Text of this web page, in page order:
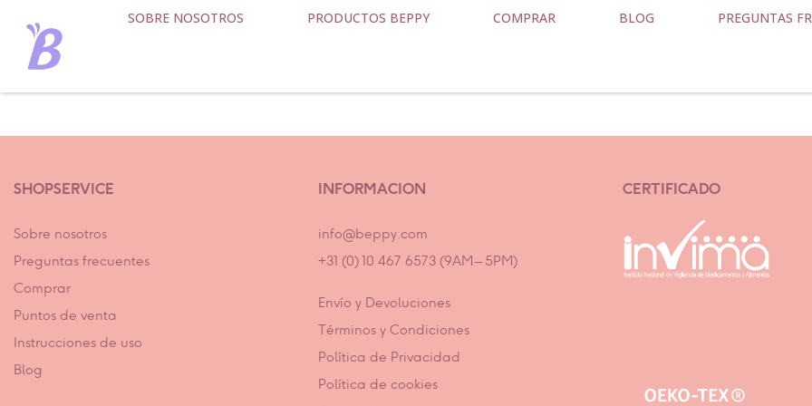
SOBRE NOSOTROS PRODUCTOS BEPPY COMPRAR BLOG PREGUNTAS
SHOPSERVICE
Sobre nosotros
Preguntas frecuentes
Comprar
Puntos de venta
Instrucciones de uso
Blog
INFORMACION
info@beppy.com
+31 (0) 10 467 6573 (9AM – 5PM)
Envío y Devoluciones
Términos y Condiciones
Política de Privacidad
Política de cookies
CERTIFICADO